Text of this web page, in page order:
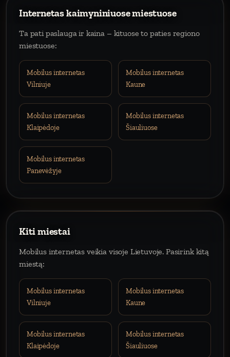
Internetas kaimyniniuose miestuose
Ta pati paslauga ir kaina – kituose to paties regiono
miestuose:
Mobilus internetas
Vilniuje
Mobilus internetas
Kaune
Mobilus internetas
Klaipėdoje
Mobilus internetas
Šiauliuose
Mobilus internetas
Panevėžyje
Kiti miestai
Mobilus internetas veikia visoje Lietuvoje. Pasirink kitą
miestą:
Mobilus internetas
Vilniuje
Mobilus internetas
Kaune
Mobilus internetas
Klaipėdoje
Mobilus internetas
Šiauliuose